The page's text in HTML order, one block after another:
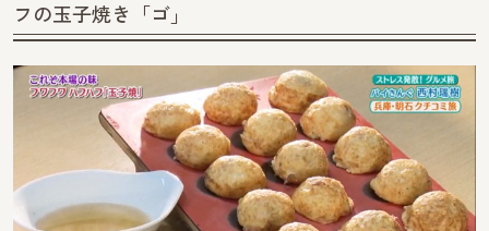
フの玉子焼き「ゴ」